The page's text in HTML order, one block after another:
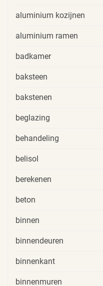
aluminium kozijnen
aluminium ramen
badkamer
baksteen
bakstenen
beglazing
behandeling
belisol
berekenen
beton
binnen
binnendeuren
binnenkant
binnenmuren